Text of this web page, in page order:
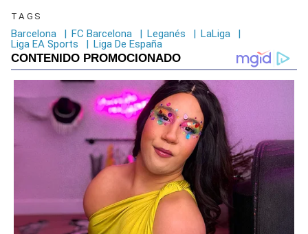
TAGS
Barcelona | FC Barcelona | Leganés | LaLiga
|
Liga EA Sports
| Liga De España